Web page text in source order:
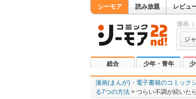
シーモア 読み放題 レビュ
漫画
ジ
総合 少年・青年
漫画(まんが)・電子書籍のコミック
る7つの方法
つらい不調が続いた